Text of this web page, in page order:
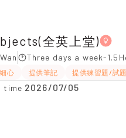
全英上堂)
Three days a week-
細心 提供筆記 提供練習題/試題
time 2026/07/05